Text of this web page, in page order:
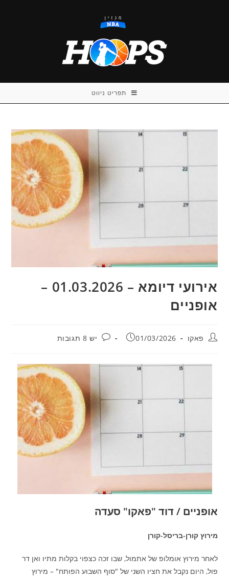
תפריט ניווט
אירועי דיומא – 01.03.2026 –
אופניים
מחבר:פאקו פורסם:
01/03/2026 תגובות:
יש 8 תגובות
אופניים / דוד "פאקו" סעדה
מירוץ קורן-בריסל-קורן
לאחר מירוץ אומלופ של אתמול, שבו זכה כצפוי בקלות מתיו ואן דר
פול, היום נקבל את חציו השני של "סוף השבוע הפותח" – מירוץ